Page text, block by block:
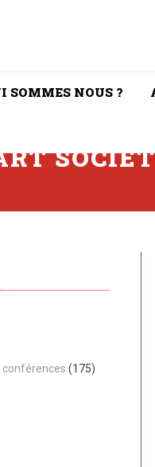
SOMMES NOUS ?
conférences (175)